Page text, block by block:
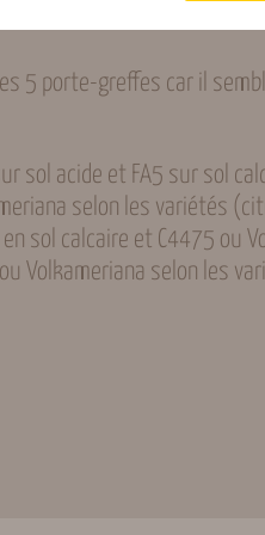
5 porte-greffes car il
sol acide et FA5 sur sol
selon les variétés
sol calcaire et C4475 ou
Volkameriana selon les